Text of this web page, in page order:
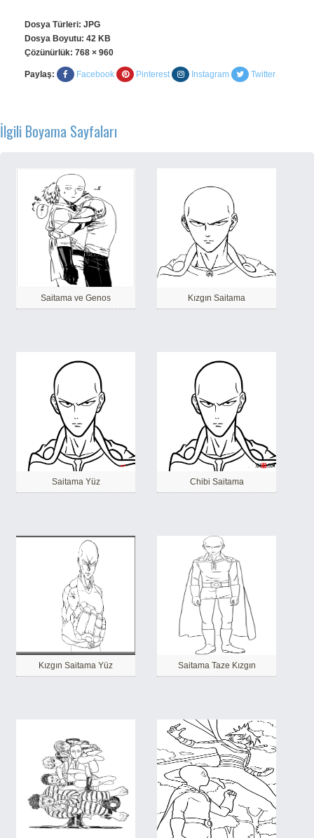
Dosya Türleri: JPG
Dosya Boyutu: 42 KB
Çözünürlük: 768 × 960
Paylaş: Facebook Pinterest Instagram Twitter
İlgili Boyama Sayfaları
Saitama ve Genos Kızgın Saitama
Saitama Yüz Chibi Saitama
Kızgın Saitama Yüz Saitama Taze Kızgın